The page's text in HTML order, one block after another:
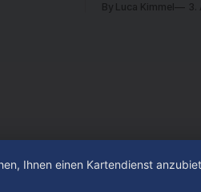
das
By Luca Kimmel 3.
Ihnen einen Kartendienst